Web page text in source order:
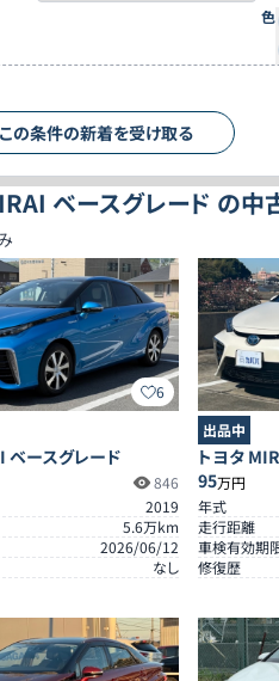
色
この条件の新着を受け取る
ベースグレード の中
6
ベースグレード
846
2019
5.6万km
2026/06/12
なし
出品中
トヨタ
95万円
年式
走行距離
車検有効期
修復歴